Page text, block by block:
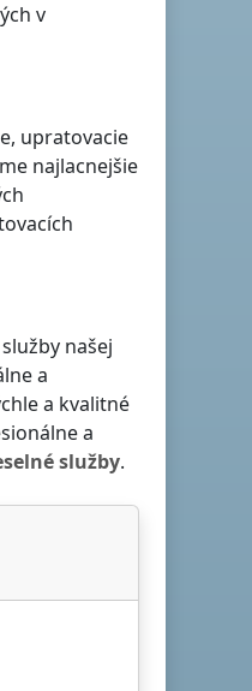
v
upratovacie
najlacnejšie
našej
a
a kvalitné
a
služby.